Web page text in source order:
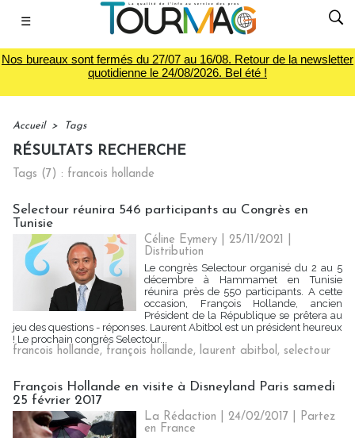
☰
Nos bureaux sont fermés du 27/07 au 16/08. Retour de la newsletter
quotidienne le 24/08/2026. Bel été !
Accueil > Tags
RÉSULTATS RECHERCHE
Tags (7) : francois hollande
Selectour réunira 546 participants au Congrès en
Tunisie
Céline Eymery | 25/11/2021
Distribution
Le congrès Selectour organisé du 2 au 5
décembre à Hammamet en Tunisie
réunira près de 550 participants. A cette
occasion, François Hollande, ancien
Président de la République se prêtera au
jeu des questions - réponses. Laurent Abitbol est un président heureux
! Le prochain congrès Selectour...
francois hollande, françois hollande, laurent abitbol, selectour
François Hollande en visite à Disneyland Paris samedi
25 février 2017
La Rédaction | 24/02/2017
Partez
en France